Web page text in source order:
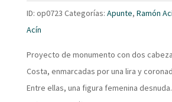
ID: op0723 Categorías: Apunte, Ramón
Acín
Proyecto de monumento con dos
Costa, enmarcadas por una lira y
Entre ellas, una figura femenina